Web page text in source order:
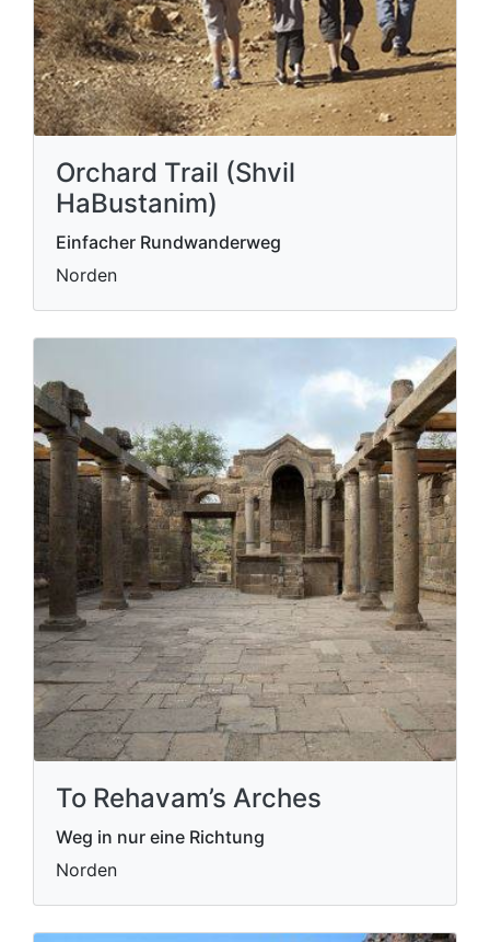
Orchard Trail (Shvil
HaBustanim)
Einfacher Rundwanderweg
Norden
To Rehavam’s Arches
Weg in nur eine Richtung
Norden